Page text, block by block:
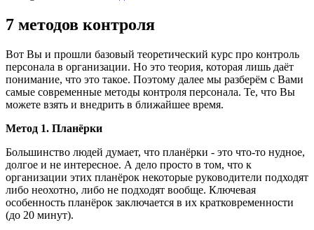
7 методов контроля
Вот Вы и прошли базовый теоретический курс про контроль
персонала в организации. Но это теория, которая лишь даёт
понимание, что это такое. Поэтому далее мы разберём с Вами
самые современные методы контроля персонала. Те, что Вы
можете взять и внедрить в ближайшее время.
Метод 1. Планёрки
Большинство людей думает, что планёрки - это что-то нудное,
долгое и не интересное. А дело просто в том, что к
организации этих планёрок некоторые руководители подходят
либо неохотно, либо не подходят вообще. Ключевая
особенность планёрок заключается в их кратковременности
(до 20 минут).